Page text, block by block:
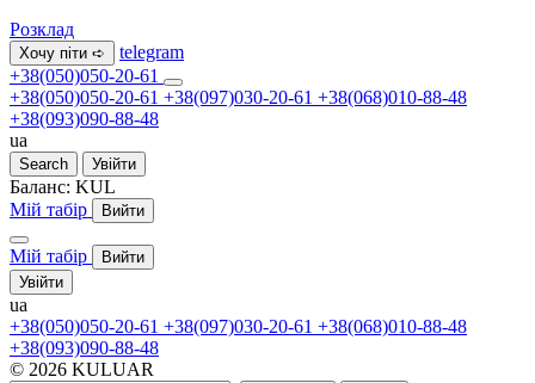
Розклад
Хочу піти ➪
telegram
+38(050)050-20-61
+38(050)050-20-61 +38(097)030-20-61 +38(068)010-88-48
+38(093)090-88-48
ua
Search Увійти
Баланс: KUL
Мій табір
Вийти
Мій табір
Вийти
Увійти
ua
+38(050)050-20-61 +38(097)030-20-61 +38(068)010-88-48
+38(093)090-88-48
© 2026 KULUAR